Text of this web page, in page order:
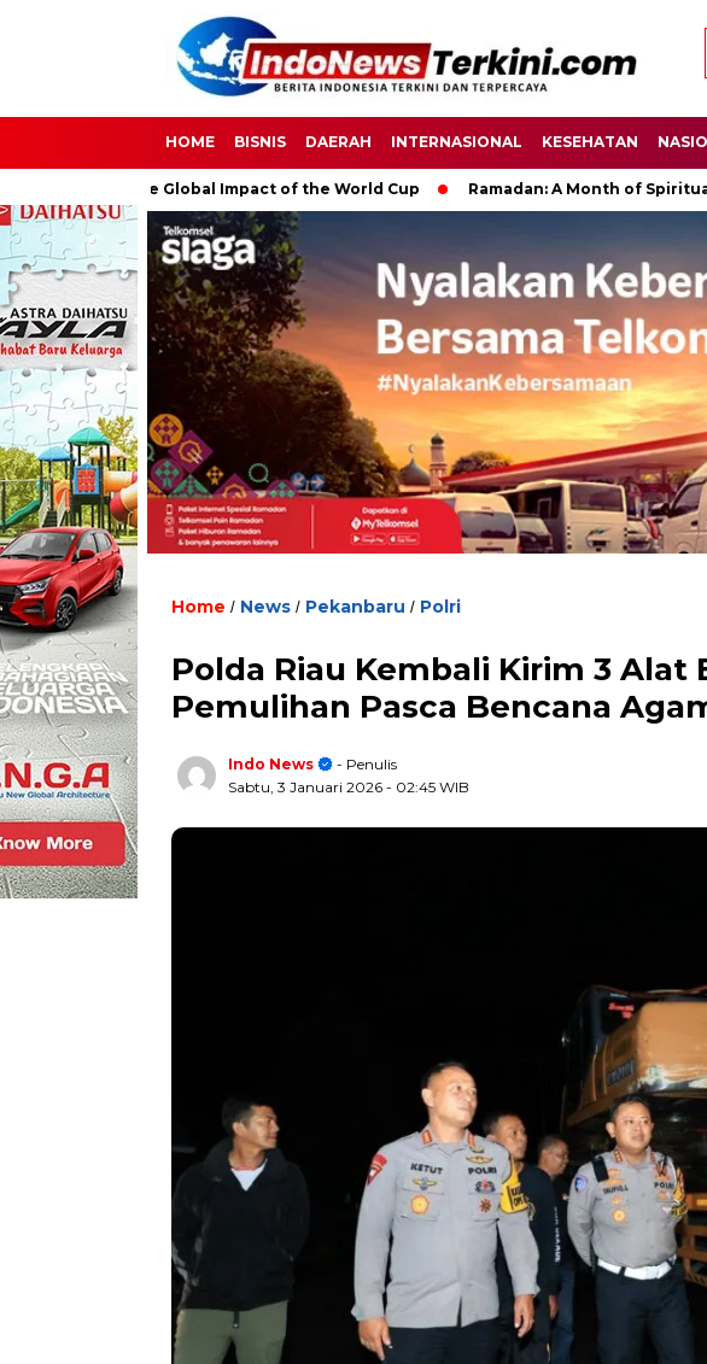
HOME BISNIS DAERAH INTERNASIONAL KESEHATAN
The Global Impact of the World Cup Ramadan: A Month of Spiritual
Home / News / Pekanbaru / Polri
Polda Riau Kembali Kirim 3 Alat
Pemulihan Pasca Bencana
Indo News
- Penulis
Sabtu, 3 Januari 2026 - 02:45 WIB